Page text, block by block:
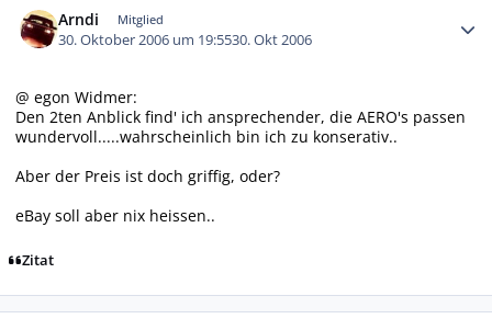
Arndi Mitglied
30. Oktober 2006 um 19:5530. Okt 2006
@ egon Widmer:
Den 2ten Anblick find' ich ansprechender, die AERO's passen
wundervoll.....wahrscheinlich bin ich zu konserativ..
Aber der Preis ist doch griffig, oder?
eBay soll aber nix heissen..
Zitat